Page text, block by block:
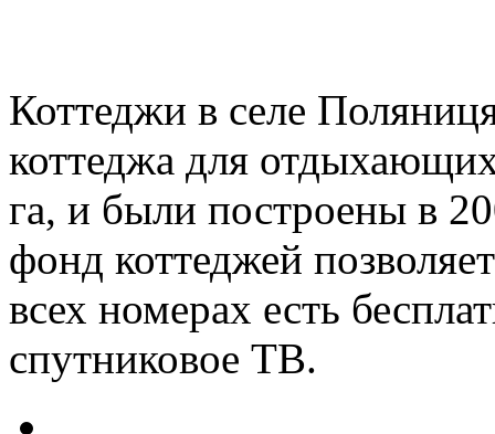
Коттеджи в селе
коттеджа для
га, и были построены в
фонд коттеджей
всех номерах есть
спутниковое ТВ.